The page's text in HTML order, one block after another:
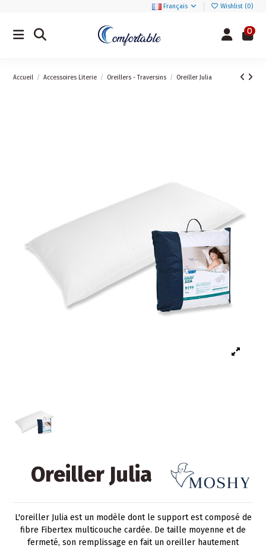
Français Wishlist (0)
0
Accueil Accessoires Literie Oreillers - Traversins Oreiller Julia
Oreiller Julia
L'oreiller Julia est un modèle dont le support est composé de
fibre Fibertex multicouche cardée. De taille moyenne et de
fermeté, son remplissage en fait un oreiller hautement